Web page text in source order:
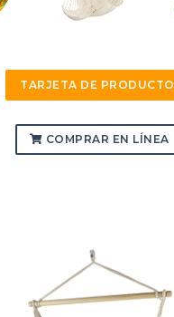
TARJETA DE PRODUCTO
COMPRAR EN LÍNEA